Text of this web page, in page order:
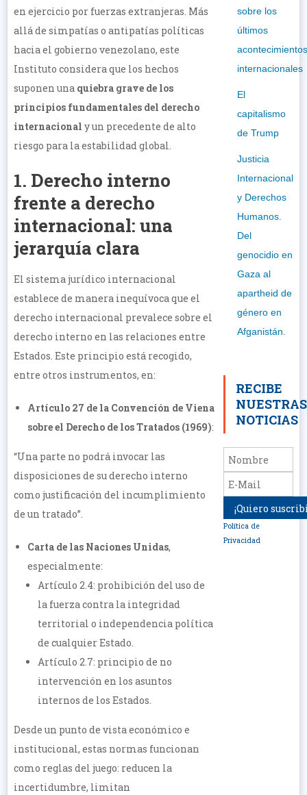
en ejercicio por fuerzas extranjeras. Más
allá de simpatías o antipatías políticas
hacia el gobierno venezolano, este
Instituto considera que los hechos
suponen una quiebra grave de los
principios fundamentales del derecho
internacional y un precedente de alto
riesgo para la estabilidad global.
1. Derecho interno
frente a derecho
internacional: una
jerarquía clara
El sistema jurídico internacional
establece de manera inequívoca que el
derecho internacional prevalece sobre el
derecho interno en las relaciones entre
Estados. Este principio está recogido,
entre otros instrumentos, en:
Artículo 27 de la Convención de Viena
sobre el Derecho de los Tratados (1969):
“Una parte no podrá invocar las
disposiciones de su derecho interno
como justificación del incumplimiento
de un tratado”.
Carta de las Naciones Unidas,
especialmente:
Artículo 2.4: prohibición del uso de
la fuerza contra la integridad
territorial o independencia política
de cualquier Estado.
Artículo 2.7: principio de no
intervención en los asuntos
internos de los Estados.
Desde un punto de vista económico e
institucional, estas normas funcionan
como reglas del juego: reducen la
incertidumbre, limitan
sobre los
últimos
internacionales
El
capitalismo
de Trump
Justicia
Internacional
y Derechos
Humanos.
Del
genocidio en
Gaza al
apartheid de
género en
Afganistán.
RECIBE
NUESTRAS
NOTICIAS
Política de
Privacidad